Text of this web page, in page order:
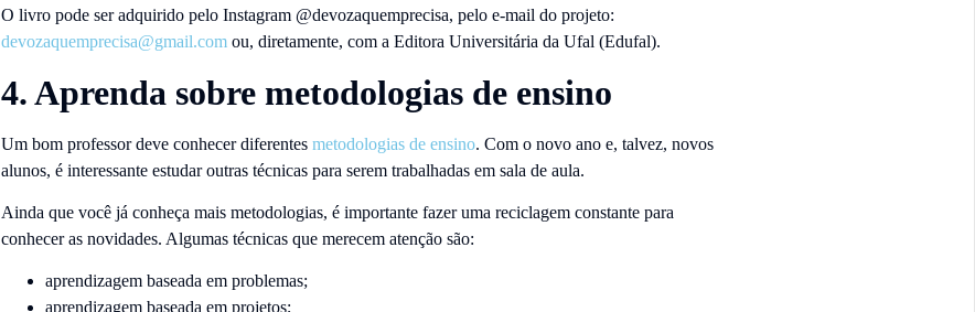
O livro pode ser adquirido pelo Instagram @devozaquemprecisa, pelo e-mail do projeto:
devozaquemprecisa@gmail.comou, diretamente, com a Editora Universitária da Ufal (Edufal).
4. Aprenda sobre metodologias de ensino
Um bom professor deve conhecer diferentes metodologias de ensino. Com o novo ano e, talvez, novos
alunos, é interessante estudar outras técnicas para serem trabalhadas em sala de aula.
Ainda que você já conheça mais metodologias, é importante fazer uma reciclagem constante para
conhecer as novidades. Algumas técnicas que merecem atenção são:
aprendizagem baseada em problemas;
aprendizagem baseada em projetos;